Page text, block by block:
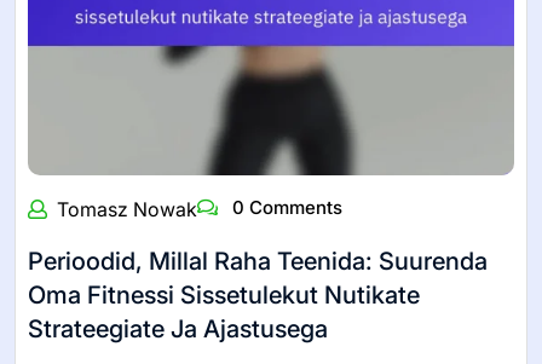
Tomasz Nowak 0 Comments
Perioodid, Millal Raha Teenida: Suurenda
Oma Fitnessi Sissetulekut Nutikate
Strateegiate Ja Ajastusega